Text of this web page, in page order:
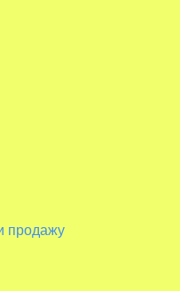
продажу